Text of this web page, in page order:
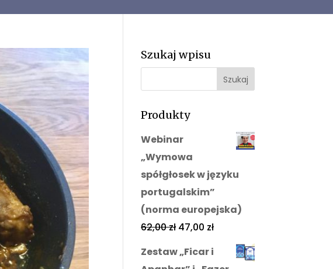
Szukaj wpisu
Produkty
Webinar
„Wymowa
spółgłosek w języku
portugalskim”
(norma europejska)
62,00zł 47,00 zł
Zestaw „Ficar i